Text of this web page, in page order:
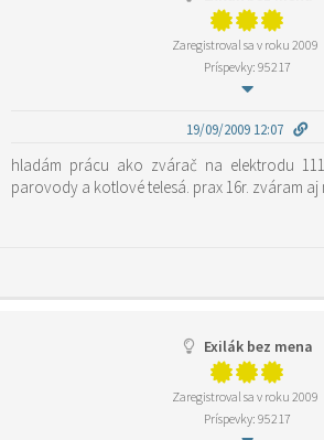
Zaregistroval sa v roku 2009
Príspevky: 95217
19/09/2009 12:07
hladám prácu ako zvárač na elektrodu
parovody a kotlové telesá. prax 16r. zváram aj
Exilák bez mena
Zaregistroval sa v roku 2009
Príspevky: 95217